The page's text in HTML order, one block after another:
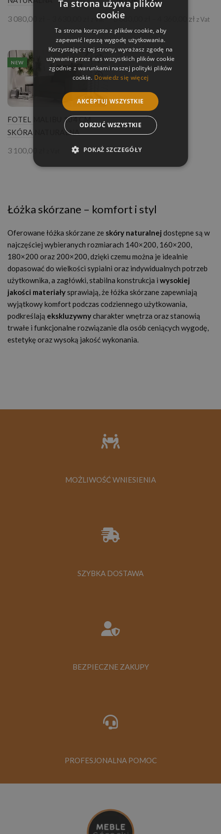
3 080,00
Zakres
od
3
080,00 zł
do
z Vat 3 080,00 złZakres
z Vat
NEW
FOTEL MALIBU 104 CM
SKÓRA NATURALNA
3 100,00
Łóżka skórzane – komfort i styl
Oferowane łóżka skórzane ze skóry naturalnej dostępne są w
najczęściej wybieranych rozmiarach 140×200, 160×200,
180×200 oraz 200×200, dzięki czemu można je idealnie
dopasować do wielkości sypialni oraz indywidualnych potrzeb
użytkownika, a zagłówki, stabilna konstrukcja i wysokiej
jakości materiałysprawiają, że łóżka skórzane zapewniają
wyjątkowy komfort podczas codziennego użytkowania,
podkreślają ekskluzywnycharakter wnętrza oraz stanowią
trwałe i funkcjonalne rozwiązanie dla osób ceniących wygodę,
estetykę oraz wysoką jakość wykonania.
MOŻLIWOŚĆ WNIESIENIA
SZYBKA DOSTAWA
BEZPIECZNE ZAKUPY
PROFESJONALNA POMOC
Ta strona używa plików
cookie
Ta strona korzysta z plików cookie, aby
zapewnić lepszą wygodę użytkowania.
Korzystając z tej strony, wyrażasz zgodę na
używanie przez nas wszystkich plików cookie
zgodnie z warunkami naszej polityki plików
cookie. Dowiedz się więcej
AKCEPTUJ WSZYSTKIE
ODRZUĆ WSZYSTKIE
POKAŻ SZCZEGÓŁY